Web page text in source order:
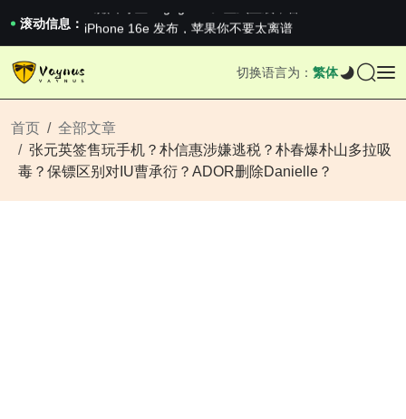
滚动信息： iPhone 16e 发布，苹果你不要太离谱
2026澳网男单收官：全满贯对上全满亚，德约...
《巅峰守卫 Highguard》正式上线，官...
切换语言为： 繁体
首页
全部文章
张元英签售玩手机？朴信惠涉嫌逃税？朴春爆朴山多拉吸
毒？保镖区别对IU曹承衍？ADOR删除Danielle？